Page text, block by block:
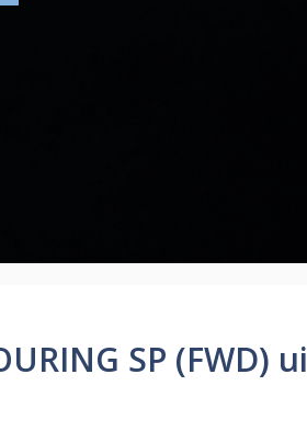
SP (FWD)